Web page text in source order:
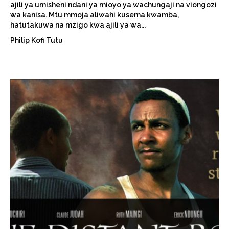
ajili ya umisheni ndani ya mioyo ya wachungaji na viongozi
wa kanisa. Mtu mmoja aliwahi kusema kwamba,
hatutakuwa na mzigo kwa ajili ya wa...
Philip Kofi Tutu